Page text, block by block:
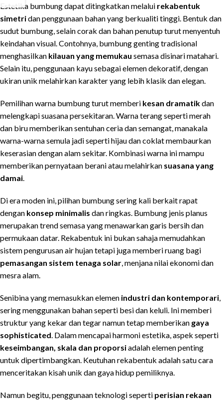
Estetika bumbung dapat ditingkatkan melalui rekabentuk
simetridan penggunaan bahan yang berkualiti tinggi. Bentuk dan
sudut bumbung, selain corak dan bahan penutup turut menyentuh
keindahan visual. Contohnya, bumbung genting tradisional
menghasilkan kilauan yang memukau semasa disinari matahari.
Selain itu, penggunaan kayu sebagai elemen dekoratif, dengan
ukiran unik melahirkan karakter yang lebih klasik dan elegan.
Pemilihan warna bumbung turut memberi kesan dramatikdan
melengkapi suasana persekitaran. Warna terang seperti merah
dan biru memberikan sentuhan ceria dan semangat, manakala
warna-warna semula jadi seperti hijau dan coklat membaurkan
keserasian dengan alam sekitar. Kombinasi warna ini mampu
memberikan pernyataan berani atau melahirkan suasana yang
damai
Di era moden ini, pilihan bumbung sering kali berkait rapat
dengan konsep minimalis dan ringkas. Bumbung jenis planus
merupakan trend semasa yang menawarkan garis bersih dan
permukaan datar. Rekabentuk ini bukan sahaja memudahkan
sistem pengurusan air hujan tetapi juga memberi ruang bagi
pemasangan sistem tenaga solar , menjana nilai ekonomi dan
mesra alam.
Senibina yang memasukkan elemen industri dan kontemporari
sering menggunakan bahan seperti besi dan keluli. Ini memberi
struktur yang kekar dan tegar namun tetap memberikan gaya
sophisticated . Dalam mencapai harmoni estetika, aspek seperti
keseimbangan, skala dan proporsiadalah elemen penting
untuk dipertimbangkan. Keutuhan rekabentuk adalah satu cara
menceritakan kisah unik dan gaya hidup pemiliknya.
Namun begitu, penggunaan teknologi seperti perisian rekaan